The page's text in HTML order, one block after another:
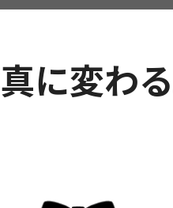
に変わる